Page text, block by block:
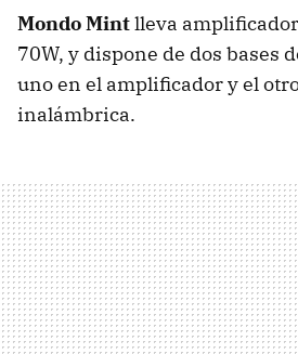
Mondo Mintlleva
70W, y dispone de dos bases
uno en el amplificador y el
inalámbrica.